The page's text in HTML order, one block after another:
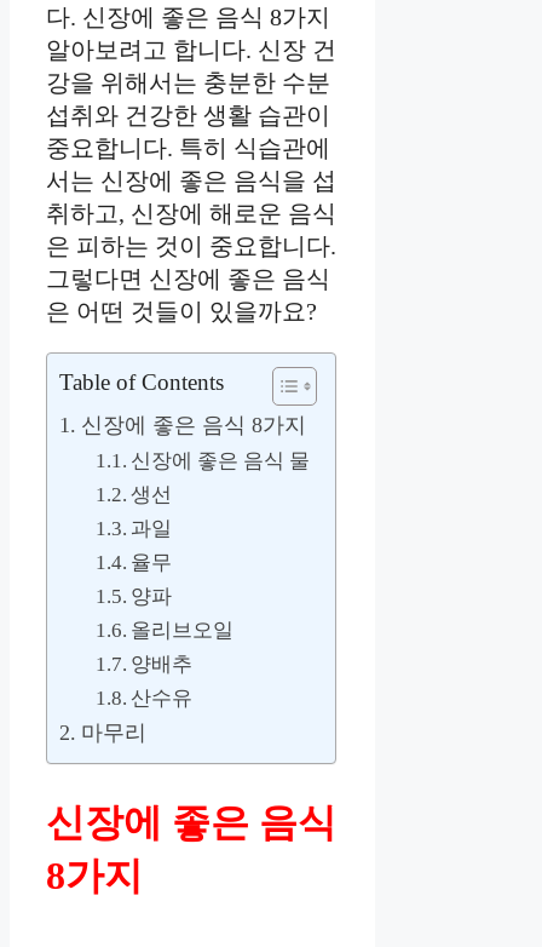
다. 신장에 좋은 음식 8가지
알아보려고 합니다. 신장 건
강을 위해서는 충분한 수분
섭취와 건강한 생활 습관이
중요합니다. 특히 식습관에
서는 신장에 좋은 음식을 섭
취하고, 신장에 해로운 음식
은 피하는 것이 중요합니다.
그렇다면 신장에 좋은 음식
은 어떤 것들이 있을까요?
Table of Contents
신장에 좋은 음식 8가지
신장에 좋은 음식 물
생선
과일
율무
양파
올리브오일
양배추
산수유
마무리
신장에 좋은 음식
8가지